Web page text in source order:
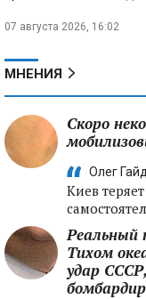
Харьковской
Сити», через
украинские
выводили
07 августа 2026, 16:02
МНЕНИЯ
Скоро
Олег
Киев
Реальный
Тихом
удар